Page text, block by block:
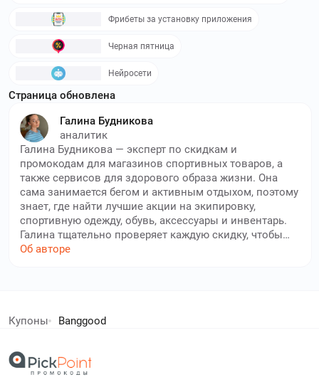
Фрибеты за установку приложения
Черная пятница
Нейросети
Страница обновлена
Галина Будникова
аналитик
Галина Будникова — эксперт по скидкам и
промокодам для магазинов спортивных товаров, а
также сервисов для здорового образа жизни. Она
сама занимается бегом и активным отдыхом, поэтому
знает, где найти лучшие акции на экипировку,
спортивную одежду, обувь, аксессуары и инвентарь.
Галина тщательно проверяет каждую скидку, чтобы
вы могли быть уверены в её актуальности и не
анализы в максимальной выгодой. Благодаря
лучшей цене, не упуская ни одной выгодной акции.
Об авторе
Купоны Banggood